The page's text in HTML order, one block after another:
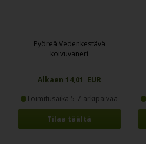
Pyöreä Vedenkestävä
koivuvaneri
Alkaen 14,01 EUR
Toimitusaika 5-7 arkipäivää
Tilaa täältä